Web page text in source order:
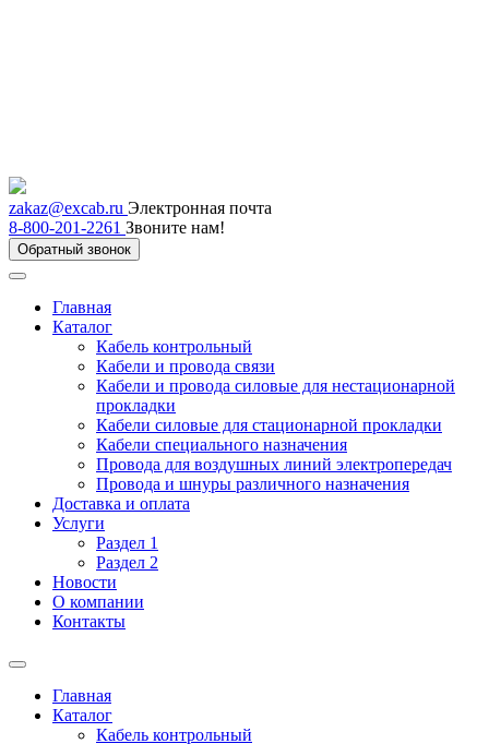
zakaz@excab.ru Электронная почта
8-800-201-2261 Звоните нам!
Обратный звонок
Главная
Каталог
Кабель контрольный
Кабели и провода связи
Кабели и провода силовые для нестационарной
прокладки
Кабели силовые для стационарной прокладки
Кабели специального назначения
Провода для воздушных линий электропередач
Провода и шнуры различного назначения
Доставка и оплата
Услуги
Раздел 1
Раздел 2
Новости
О компании
Контакты
Главная
Каталог
Кабель контрольный